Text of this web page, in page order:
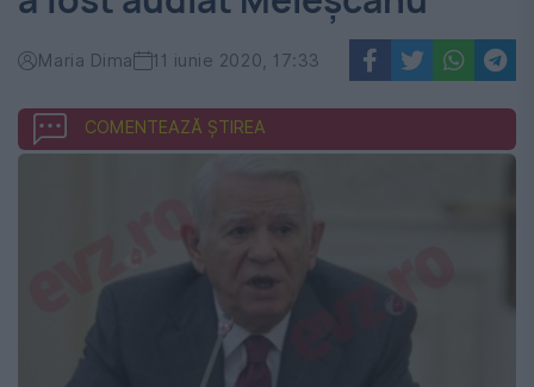
Maria Dima 11 iunie 2020, 17:33
COMENTEAZĂ ȘTIREA